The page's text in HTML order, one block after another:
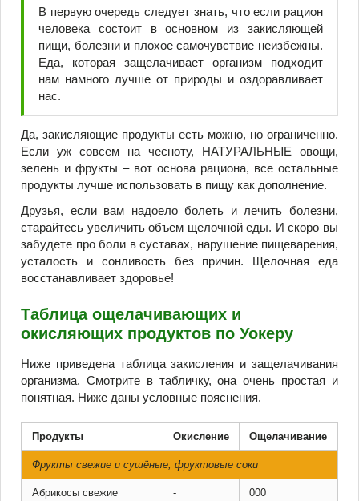
В первую очередь следует знать, что если рацион
человека состоит в основном из закисляющей
пищи, болезни и плохое самочувствие неизбежны.
Еда, которая защелачивает организм подходит
нам намного лучше от природы и оздоравливает
нас.
Да, закисляющие продукты есть можно, но ограниченно.
Если уж совсем на чесноту, НАТУРАЛЬНЫЕ овощи,
зелень и фрукты – вот основа рациона, все остальные
продукты лучше использовать в пищу как дополнение.
Друзья, если вам надоело болеть и лечить болезни,
старайтесь увеличить объем щелочной еды. И скоро вы
забудете про боли в суставах, нарушение пищеварения,
усталость и сонливость без причин. Щелочная еда
восстанавливает здоровье!
Таблица ощелачивающих и
окисляющих продуктов по Уокеру
Ниже приведена таблица закисления и защелачивания
организма. Смотрите в табличку, она очень простая и
понятная. Ниже даны условные пояснения.
Продукты Окисление Ощелачивание
Фрукты свежие и сушёные, фруктовые соки
Абрикосы свежие - 000